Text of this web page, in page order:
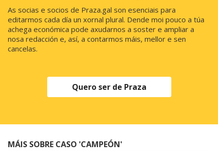
As socias e socios de Praza.gal son esenciais para
editarmos cada día un xornal plural. Dende moi pouco a túa
achega económica pode axudarnos a soster e ampliar a
nosa redacción e, así, a contarmos máis, mellor e sen
cancelas.
Quero ser de Praza
MÁIS SOBRE CASO 'CAMPEÓN'